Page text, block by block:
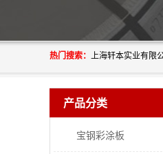
热门搜索：
产品分类
宝钢彩涂板